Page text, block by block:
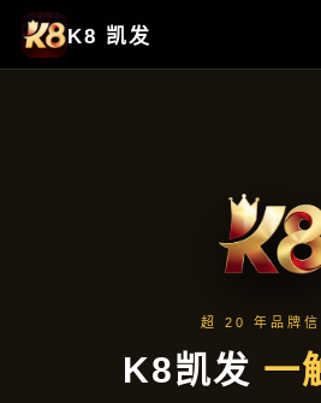
落地项
首页 落地项